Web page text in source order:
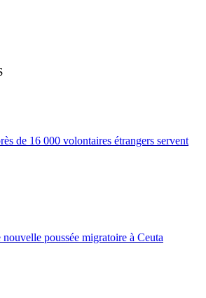
de 16 000 volontaires étrangers servent
poussée migratoire à Ceuta